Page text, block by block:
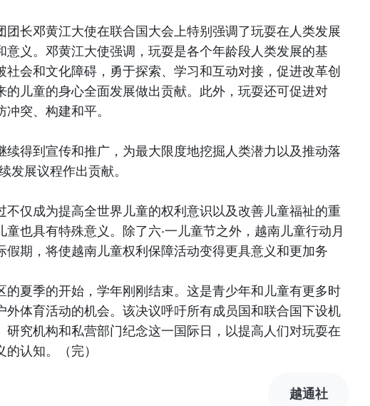
团长邓黄江大使在联合国大会上特别强调了玩耍在人类发展
意义。邓黄江大使强调，玩耍是各个年龄段人类发展的基
社会和文化障碍，勇于探索、学习和互动对接，促进改革创
的儿童的身心全面发展做出贡献。此外，玩耍还可促进对
突、构建和平。
续得到宣传和推广，为最大限度地挖掘人类潜力以及推动落
发展议程作出贡献。
不仅成为提高全世界儿童的权利意识以及改善儿童福祉的重
也具有特殊意义。除了六·一儿童节之外，越南儿童行动月
假期，将使越南儿童权利保障活动变得更具意义和更加务
的夏季的开始，学年刚刚结束。这是青少年和儿童有更多时
外体育活动的机会。该决议呼吁所有成员国和联合国下设机
研究机构和私营部门纪念这一国际日，以提高人们对玩耍在
认知。（完）
越通社